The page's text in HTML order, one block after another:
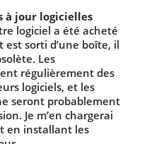
à jour logicielles
logiciel a été acheté
est sorti d’une boîte, il
Les
régulièrement des
logiciels, et les
seront probablement
Je m’en chargerai
en installant les